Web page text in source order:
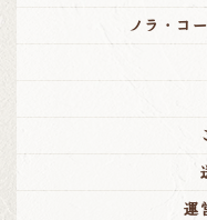
ノラ・コ
運